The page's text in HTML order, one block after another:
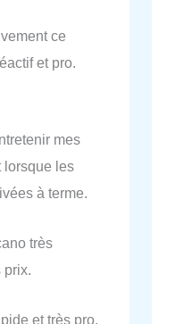
ce
et pro.
mes
lorsque les
à terme.
très
prix.
et très pro,